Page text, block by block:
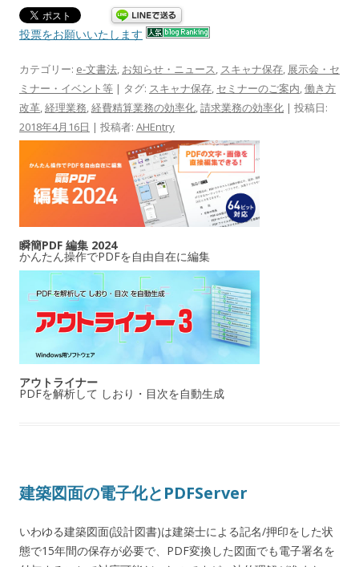
投票をお願いいたします
カテゴリー: e-文書法, お知らせ・ニュース, スキャナ保存, 展示会・セ
ミナー・イベント等 | タグ: スキャナ保存, セミナーのご案内,働き方
改革,経理業務,経費精算業務の効率化,請求業務の効率化 | 投稿日:
2018年4月16日 | 投稿者: AHEntry
瞬簡PDF 編集 2024
かんたん操作でPDFを自由自在に編集
アウトライナー
PDFを解析して しおり・目次を自動生成
建築図面の電子化とPDFServer
いわゆる建築図面(設計図書)は建築士による記名/押印をした状
態で15年間の保存が必要で、PDF変換した図面でも電子署名を